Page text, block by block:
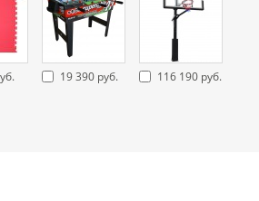
19 390 руб. 116 190 руб.